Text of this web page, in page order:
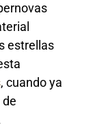
estrellas
, cuando ya